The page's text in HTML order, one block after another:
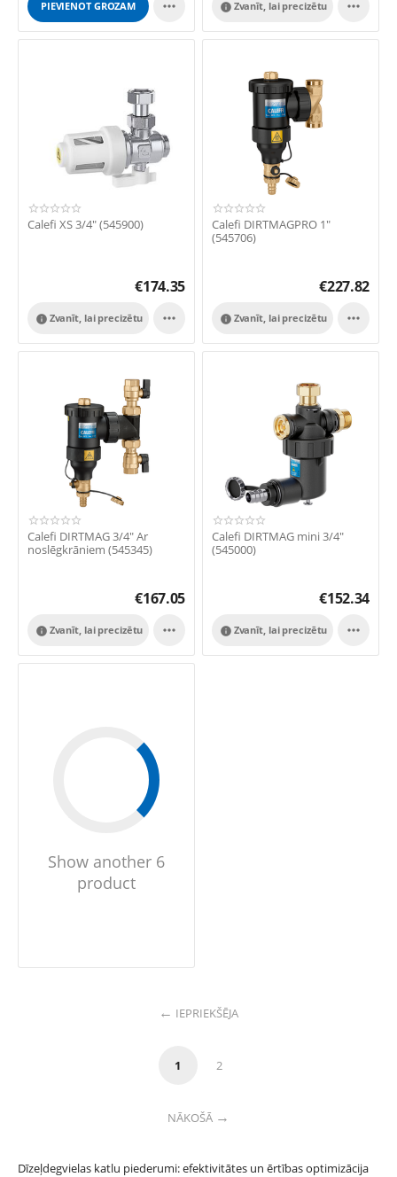
PIEVIENOT GROZAM  Zvanīt, lai precizētu
 
Calefi XS 3/4" (545900)
€174.35
Zvanīt, lai precizētu
 
Calefi DIRTMAGPRO 1"
(545706)
€227.82
Zvanīt, lai precizētu
 
Calefi DIRTMAG 3/4" Ar
noslēgkrāniem (545345)
€167.05
Zvanīt, lai precizētu
 
Calefi DIRTMAG mini 3/4"
(545000)
€152.34
Zvanīt, lai precizētu
 
Show another 6
product
IEPRIEKŠĒJA
1 2
NĀKOŠĀ
Dīzeļdegvielas katlu piederumi: efektivitātes un ērtības optimizācija